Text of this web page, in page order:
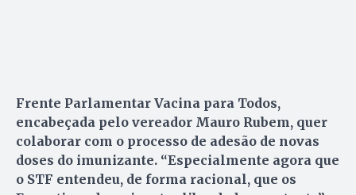
Frente Parlamentar Vacina para Todos,
encabeçada pelo vereador Mauro Rubem, quer
colaborar com o processo de adesão de novas
doses do imunizante. “Especialmente agora que
o STF entendeu, de forma racional, que os